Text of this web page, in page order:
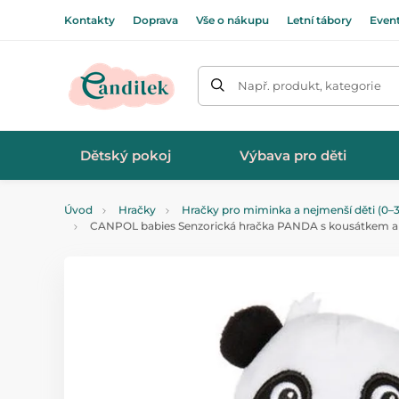
Kontakty Doprava Vše o nákupu Letní tábory
Např. produkt, kategorie
Dětský pokoj Výbava pro děti
Úvod Hračky
Hračky pro miminka a nejmenší děti
CANPOL babies Senzorická hračka PANDA s kousátkem